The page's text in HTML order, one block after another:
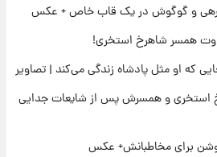
عمامه بستن به شیوه خاتمی/ویدیو
فرهی و گوگوش در یک قاب خاص + عکس
همسر شاهرخ استخری!
که او مثل پادشاه زندگی می‌کند | تصاویر
استخری و همسرش پس از شایعات جدایی
برای مخاطبانش+ عکس